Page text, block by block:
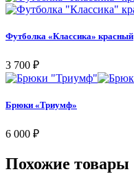
Футболка «Классика» красный
3 700 ₽
Брюки «Триумф»
6 000 ₽
Похожие товары